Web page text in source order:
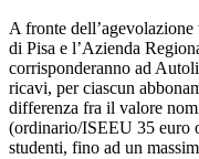
A fronte
di Pisa e l’Azienda
corrisponderanno ad
ricavi, per ciascun
differenza fra il valore
(ordinario/ISEEU 35 euro
studenti, fino ad un